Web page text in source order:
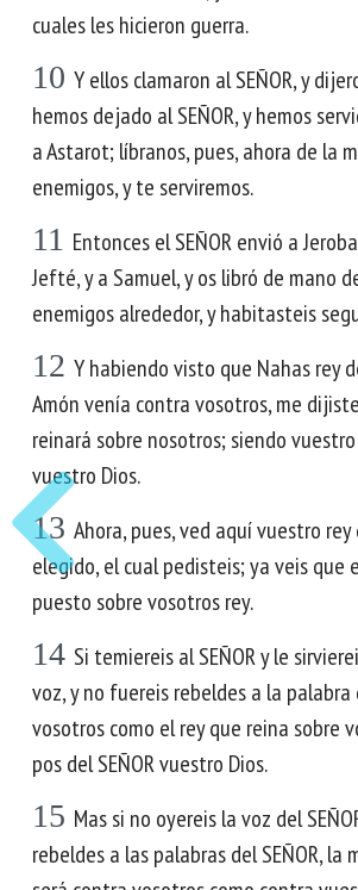
cuales les hicieron guerra.
10 Y ellos clamaron al SEÑOR, y
hemos dejado al SEÑOR, y hemos
a Astarot; líbranos, pues, ahora de la
enemigos, y te serviremos.
11 Entonces el SEÑOR envió a
Jefté, y a Samuel, y os libró de mano
enemigos alrededor, y habitasteis
12 Y habiendo visto que Nahas rey
Amón venía contra vosotros, me
reinará sobre nosotros; siendo vuestro
vuestro Dios.
13 Ahora, pues, ved aquí vuestro
elegido, el cual pedisteis; ya veis que
puesto sobre vosotros rey.
14 Si temiereis al SEÑOR y le
voz, y no fuereis rebeldes a la palabra
vosotros como el rey que reina sobre
pos del SEÑOR vuestro Dios.
15 Mas si no oyereis la voz del
rebeldes a las palabras del SEÑOR, la